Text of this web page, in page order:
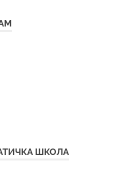
ШКОЛА